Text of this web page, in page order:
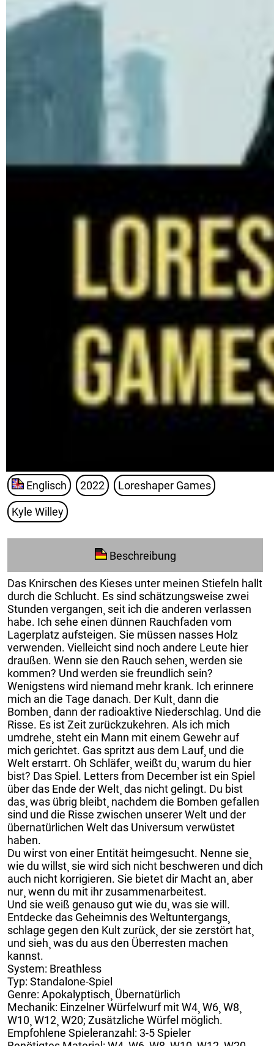
Englisch 2022 Loreshaper Games
Kyle Willey
Beschreibung
Das Knirschen des Kieses unter meinen Stiefeln hallt
durch die Schlucht. Es sind schätzungsweise zwei
Stunden vergangen¸ seit ich die anderen verlassen
habe. Ich sehe einen dünnen Rauchfaden vom
Lagerplatz aufsteigen. Sie müssen nasses Holz
verwenden. Vielleicht sind noch andere Leute hier
draußen. Wenn sie den Rauch sehen¸ werden sie
kommen? Und werden sie freundlich sein?
Wenigstens wird niemand mehr krank. Ich erinnere
mich an die Tage danach. Der Kult¸ dann die
Bomben¸ dann der radioaktive Niederschlag. Und die
Risse. Es ist Zeit zurückzukehren. Als ich mich
umdrehe¸ steht ein Mann mit einem Gewehr auf
mich gerichtet. Gas spritzt aus dem Lauf¸ und die
Welt erstarrt. Oh Schläfer¸ weißt du¸ warum du hier
bist? Das Spiel. Letters from December ist ein Spiel
über das Ende der Welt¸ das nicht gelingt. Du bist
das¸ was übrig bleibt¸ nachdem die Bomben gefallen
sind und die Risse zwischen unserer Welt und der
übernatürlichen Welt das Universum verwüstet
haben.
Du wirst von einer Entität heimgesucht. Nenne sie¸
wie du willst¸ sie wird sich nicht beschweren und dich
auch nicht korrigieren. Sie bietet dir Macht an¸ aber
nur¸ wenn du mit ihr zusammenarbeitest.
Und sie weiß genauso gut wie du¸ was sie will.
Entdecke das Geheimnis des Weltuntergangs¸
schlage gegen den Kult zurück¸ der sie zerstört hat¸
und sieh¸ was du aus den Überresten machen
kannst.
System: Breathless
Typ: Standalone-Spiel
Genre: Apokalyptisch¸ Übernatürlich
Mechanik: Einzelner Würfelwurf mit W4¸ W6¸ W8¸
W10¸ W12¸ W20; Zusätzliche Würfel möglich.
Empfohlene Spieleranzahl: 3-5 Spieler